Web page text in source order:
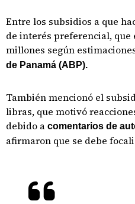
Entre los subsidios a que
de interés preferencial, que
millones según
de Panamá (ABP).
También mencionó el
libras, que motivó
debido a comentarios de
afirmaron que se debe